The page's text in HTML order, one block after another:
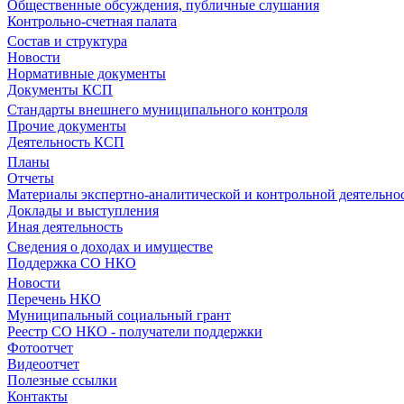
Общественные обсуждения, публичные слушания
Контрольно-счетная палата
Состав и структура
Новости
Нормативные документы
Документы КСП
Стандарты внешнего муниципального контроля
Прочие документы
Деятельность КСП
Планы
Отчеты
Материалы экспертно-аналитической и контрольной
Доклады и выступления
Иная деятельность
Сведения о доходах и имуществе
Поддержка СО НКО
Новости
Перечень НКО
Муниципальный социальный грант
Реестр СО НКО - получатели поддержки
Фотоотчет
Видеоотчет
Полезные ссылки
Контакты